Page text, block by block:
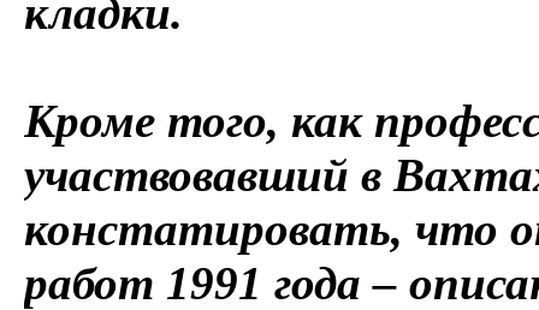
кладки.
Кроме того, как
участвовавший в
констатировать, что
работ 1991 года –